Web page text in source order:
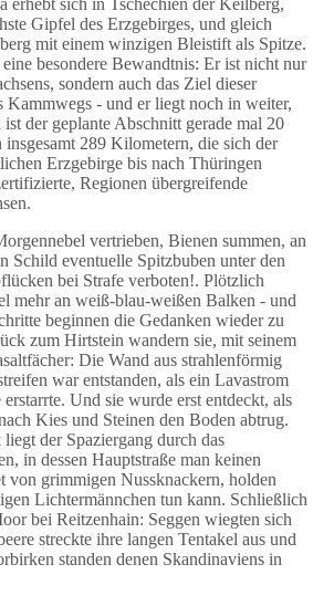
erhebt sich in Tschechien der Keilberg,
Gipfel des Erzgebirges, und gleich
mit einem winzigen Bleistift als Spitze.
besondere Bewandtnis: Er ist nicht nur
sondern auch das Ziel dieser
Kammwegs - und er liegt noch in weiter,
der geplante Abschnitt gerade mal 20
289 Kilometern, die sich der
Erzgebirge bis nach Thüringen
Regionen übergreifende
vertrieben, Bienen summen, an
Schild eventuelle Spitzbuben unter den
bei Strafe verboten!. Plötzlich
mehr an weiß-blau-weißen Balken - und
beginnen die Gedanken wieder zu
zum Hirtstein wandern sie, mit seinem
Die Wand aus strahlenförmig
war entstanden, als ein Lavastrom
Und sie wurde erst entdeckt, als
Kies und Steinen den Boden abtrug.
der Spaziergang durch das
in dessen Hauptstraße man keinen
von grimmigen Nussknackern, holden
Lichtermännchen tun kann. Schließlich
bei Reitzenhain: Seggen wiegten sich
streckte ihre langen Tentakel aus und
standen denen Skandinaviens in